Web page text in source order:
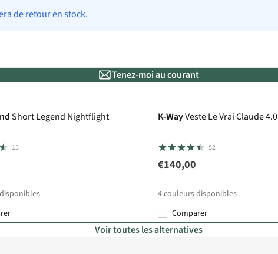
de retour en stock.
Tenez-moi au courant
Short Legend Nightflight
15
K-WayVeste Le Vrai Claude 4.0
52
€140,00
4couleurs disponibles
Comparer
Voir toutes les alternatives